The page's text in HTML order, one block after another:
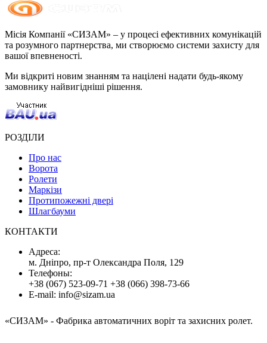
Місія Компанії «СИЗАМ» – у процесі ефективних комунікацій
та розумного партнерства, ми створюємо системи захисту для
вашої впевненості.
Ми відкриті новим знанням та націлені надати будь-якому
замовнику найвигідніші рішення.
РОЗДІЛИ
Про нас
Ворота
Ролети
Маркізи
Протипожежні двері
Шлагбауми
КОНТАКТИ
Адресa:
м. Дніпро, пр-т Олександра Поля, 129
Телефоны:
+38 (067) 523-09-71 +38 (066) 398-73-66
E-mail: info@sizam.ua
«СИЗАМ» - Фабрика автоматичних воріт та захисних ролет.